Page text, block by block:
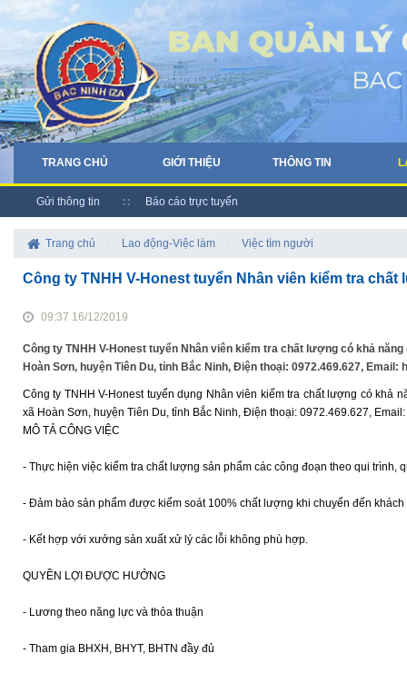
TRANG CHỦ GIỚI THIỆU THÔNG TIN
Gửi thông tin Báo cáo trực tuyến
Trang chủ Lao động-Việc làm Việc tìm người
Công ty TNHH V-Honest tuyển Nhân viên kiểm tra
09:37 16/12/2019
Công ty TNHH V-Honest tuyển Nhân viên kiểm tra chất lượng có khả
Hoàn Sơn, huyện Tiên Du, tỉnh Bắc Ninh, Điện thoại: 0972.469.627, Email:
Công ty TNHH V-Honest tuyển dụng Nhân viên kiểm tra chất lượng có
xã Hoàn Sơn, huyện Tiên Du, tỉnh Bắc Ninh, Điện thoại: 0972.469.627,
MÔ TẢ CÔNG VIỆC
- Thực hiện việc kiểm tra chất lượng sản phẩm các công đoạn theo qui trình,
- Đảm bảo sản phẩm được kiểm soát 100% chất lượng khi chuyển đến khách
- Kết hợp với xưởng sản xuất xử lý các lỗi không phù hợp.
QUYỀN LỢI ĐƯỢC HƯỞNG
- Lương theo năng lực và thỏa thuận
- Tham gia BHXH, BHYT, BHTN đầy đủ